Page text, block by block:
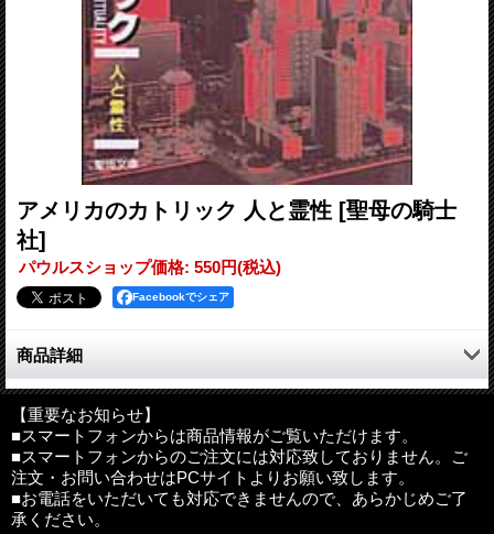
アメリカのカトリック 人と霊性 [聖母の騎士
社]
パウルスショップ価格: 550円(税込)
Facebookでシェア
商品詳細
620万人の米カトリック教会に大きな影響を与えた、近代の代
表的な5人の生涯と徳を考察する。知られざるアメリカの聖人の
素顔。
アメリカ革命と独立は、アメリカのカトリック教会の基層と発
展に大きな影響を与えた。アメリカ革命の結果、カトリック信者
は、信仰の自由と政治的平等を受けることになった。この自由と
平等によってカトリック教会は新世界で発展の契機を手にするこ
【重要なお知らせ】
■スマートフォンからは商品情報がご覧いただけます。
■スマートフォンからのご注文には対応致しておりません。ご
注文・お問い合わせはPCサイトよりお願い致します。
■お電話をいただいても対応できませんので、あらかじめご了
承ください。